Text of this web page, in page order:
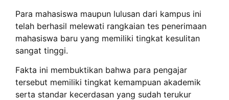
Para mahasiswa maupun lulusan dari kampus ini
telah berhasil melewati rangkaian tes penerimaan
mahasiswa baru yang memiliki tingkat kesulitan
sangat tinggi.
Fakta ini membuktikan bahwa para pengajar
tersebut memiliki tingkat kemampuan akademik
serta standar kecerdasan yang sudah terukur